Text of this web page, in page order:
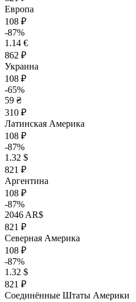
Европа
108 ₽
-87%
1.14 €
862 ₽
Украина
108 ₽
-65%
59 ₴
310 ₽
Латинская Америка
108 ₽
-87%
1.32 $
821 ₽
Аргентина
108 ₽
-87%
2046 AR$
821 ₽
Северная Америка
108 ₽
-87%
1.32 $
821 ₽
Соединённые Штаты Америки